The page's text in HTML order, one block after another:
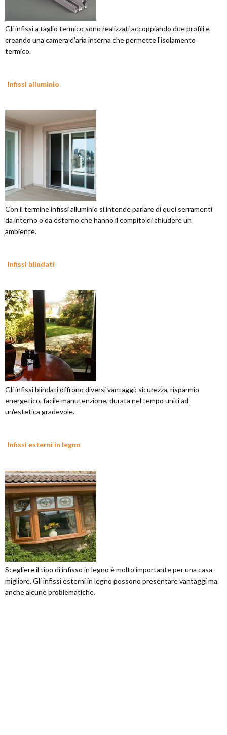
Gli infissi a taglio termico sono realizzati accoppiando due profili e
creando una camera d'aria interna che permette l'isolamento
termico.
Infissi alluminio
Con il termine infissi alluminio si intende parlare di quei serramenti
da interno o da esterno che hanno il compito di chiudere un
ambiente.
Infissi blindati
Gli infissi blindati offrono diversi vantaggi: sicurezza, risparmio
energetico, facile manutenzione, durata nel tempo uniti ad
un'estetica gradevole.
Infissi esterni in legno
Scegliere il tipo di infisso in legno è molto importante per una casa
migliore. Gli infissi esterni in legno possono presentare vantaggi ma
anche alcune problematiche.